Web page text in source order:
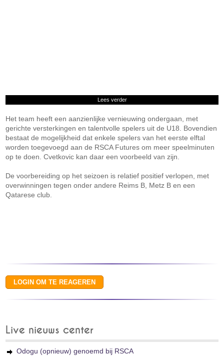
Lees verder
Het team heeft een aanzienlijke vernieuwing ondergaan, met
gerichte versterkingen en talentvolle spelers uit de U18. Bovendien
bestaat de mogelijkheid dat enkele spelers van het eerste elftal
worden toegevoegd aan de RSCA Futures om meer speelminuten
op te doen. Cvetkovic kan daar een voorbeeld van zijn.
De voorbereiding op het seizoen is relatief positief verlopen, met
overwinningen tegen onder andere Reims B, Metz B en een
Qatarese club.
Live nieuws center
Odogu (opnieuw) genoemd bij RSCA